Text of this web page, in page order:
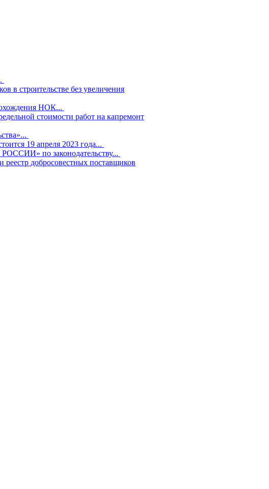
в строительстве без увеличения
НОК...
стоимости работ на капремонт
19 апреля 2023 года...
по законодательству...
добросовестных поставщиков